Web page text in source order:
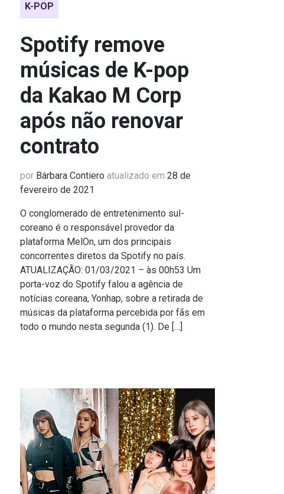
K-POP
Spotify remove
músicas de K-pop
da Kakao M Corp
após não renovar
contrato
por Bárbara Contiero atualizado em 28 de
fevereiro de 2021
O conglomerado de entretenimento sul-
coreano é o responsável provedor da
plataforma MelOn, um dos principais
concorrentes diretos da Spotify no país.
ATUALIZAÇÃO: 01/03/2021 – às 00h53 Um
porta-voz do Spotify falou a agência de
notícias coreana, Yonhap, sobre a retirada de
músicas da plataforma percebida por fãs em
todo o mundo nesta segunda (1). De […]